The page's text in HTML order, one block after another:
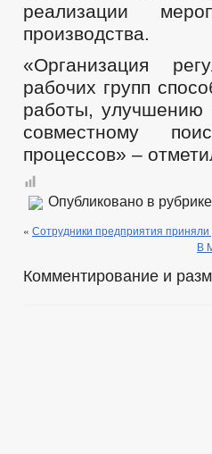
реализации
производства.
«Организация
рабочих групп
работы, улучшению
совместному
процессов» –
Опубликовано в рубрике
« Сотрудники предприятия приняли
В
Комментирование и